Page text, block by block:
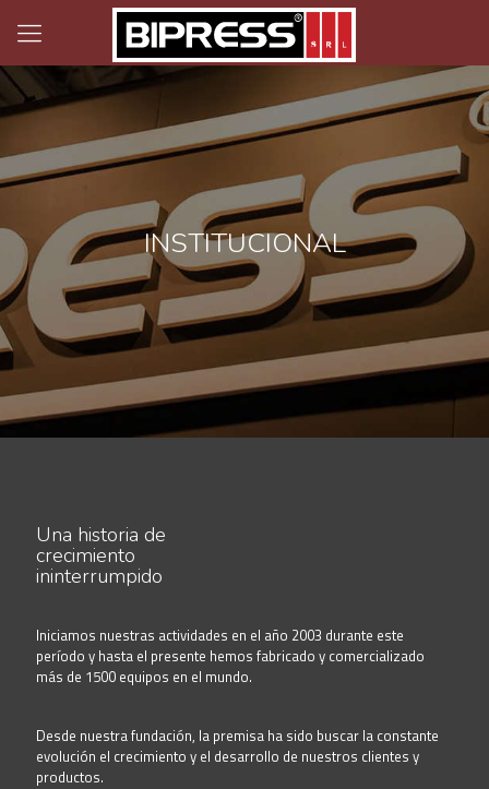
INSTITUCIONAL
Una historia de
crecimiento
ininterrumpido
Iniciamos nuestras actividades en el año 2003 durante este
período y hasta el presente hemos fabricado y comercializado
más de 1500 equipos en el mundo.
Desde nuestra fundación, la premisa ha sido buscar la constante
evolución el crecimiento y el desarrollo de nuestros clientes y
productos.